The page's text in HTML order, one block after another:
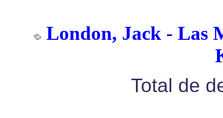
London, Jack - Las
Total de